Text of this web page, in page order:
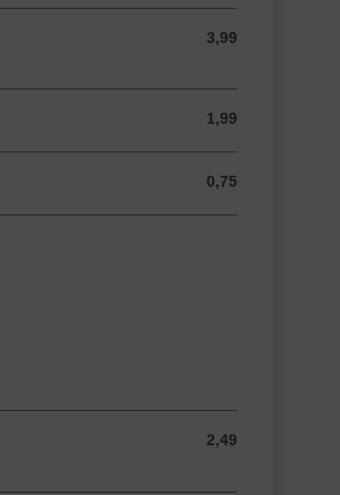
3,99
3,99 USD
1,99
1,99 USD
0,75
0,75 USD
2,49
2,49 USD